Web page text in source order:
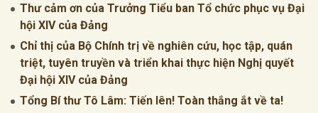
Thư cảm ơn của Trưởng Tiểu ban Tổ chức phục vụ Đại
hội XIV của Đảng
Chỉ thị của Bộ Chính trị về nghiên cứu, học tập, quán
triệt, tuyên truyền và triển khai thực hiện Nghị quyết
Đại hội XIV của Đảng
Tổng Bí thư Tô Lâm: Tiến lên! Toàn thắng ắt về ta!